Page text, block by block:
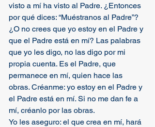
visto a mí ha visto al Padre. ¿Entonces
por qué dices: “Muéstranos al Padre”?
¿O no crees que yo estoy en el Padre y
que el Padre está en mí? Las palabras
que yo les digo, no las digo por mi
propia cuenta. Es el Padre, que
permanece en mí, quien hace las
obras. Créanme: yo estoy en el Padre y
el Padre está en mí. Si no me dan fe a
mí, créanlo por las obras.
Yo les aseguro: el que crea en mí, hará